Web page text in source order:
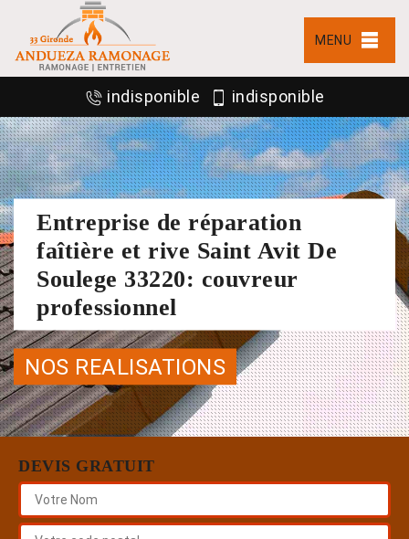
MENU
indisponible indisponible
Entreprise de réparation
faîtière et rive Saint Avit De
Soulege 33220: couvreur
professionnel
NOS REALISATIONS
DEVIS GRATUIT